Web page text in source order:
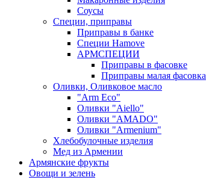
Соусы
Специи, приправы
Приправы в банке
Специи Hamove
АРМСПЕЦИИ
Приправы в фасовке
Приправы малая фасовка
Оливки, Оливковое масло
"Arm Eco"
Оливки "Aiello"
Оливки "AMADO"
Оливки "Armenium"
Хлебобулочные изделия
Мед из Армении
Армянские фрукты
Овощи и зелень